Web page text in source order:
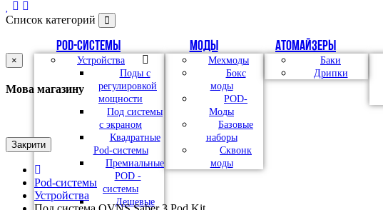
Список категорий
Pod-системы
Устройства
Поды с
регулировкой
мощности
Под системы
с экраном
Квадратные
Pod-системы
Премиальные
POD -
системы
Дешевые
Моды
Мехмоды
Бокс
моды
POD-
Моды
Базовые
наборы
Сквонк
моды
Атомайзеры
Баки
Дрипки
×
Мова магазину
Закрити
Pod-системы
Устройства